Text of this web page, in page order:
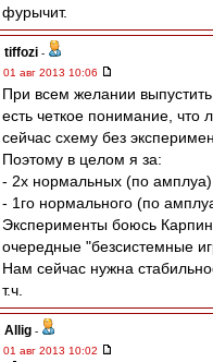
фурычит.
tiffozi -
01 авг 2013 10:06
При всем желании
есть четкое понимание, что
сейчас схему без
Поэтому в целом я за:
- 2х нормальных (по
- 1го нормального (по
Эксперименты боюсь
очередные "безсистемные
Нам сейчас нужна
т.ч.
Allig -
01 авг 2013 10:02